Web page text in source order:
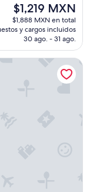
El
precio
actual
de
$1,219 MXN
$1,219 MXN
$1,888 MXN en total
y cargos incluidos
30 ago. - 31 ago.
Dunes